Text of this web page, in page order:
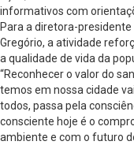
informativos com
Para a diretora-
Gregório, a atividade
a qualidade de vida da
“Reconhecer o valor do
temos em nossa cidade
todos, passa pela
consciente hoje é o
ambiente e com o futuro